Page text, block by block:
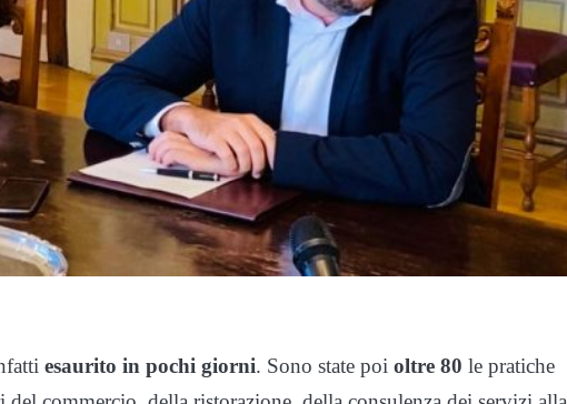
esaurito in pochi giorni. Sono state poi oltre 80 le pratiche